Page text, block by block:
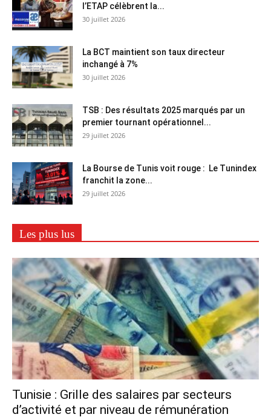
l’ETAP célèbrent la...
30 juillet 2026
La BCT maintient son taux directeur
inchangé à 7%
30 juillet 2026
TSB : Des résultats 2025 marqués par un
premier tournant opérationnel...
29 juillet 2026
La Bourse de Tunis voit rouge : Le Tunindex
franchit la zone...
29 juillet 2026
Les plus lus
Tunisie : Grille des salaires par secteurs
d’activité et par niveau de rémunération